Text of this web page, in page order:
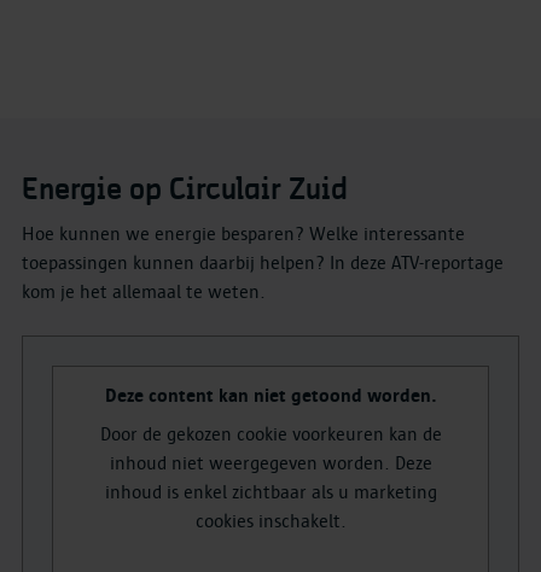
Energie op Circulair Zuid
Hoe kunnen we energie besparen? Welke interessante
toepassingen kunnen daarbij helpen? In deze ATV-reportage
kom je het allemaal te weten.
Deze content kan niet getoond worden.
Door de gekozen cookie voorkeuren kan de
inhoud niet weergegeven worden. Deze
inhoud is enkel zichtbaar als u marketing
cookies inschakelt.